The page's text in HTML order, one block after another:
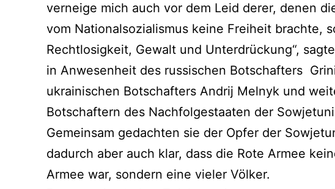
verneige mich auch vor dem Leid derer, denen
vom Nationalsozialismus keine Freiheit brachte,
Rechtlosigkeit, Gewalt und Unterdrückung“,
in Anwesenheit des russischen Botschafters
ukrainischen Botschafters Andrij Melnyk und
Botschaftern des Nachfolgestaaten der
Gemeinsam gedachten sie der Opfer der
dadurch aber auch klar, dass die Rote Armee
Armee war, sondern eine vieler Völker.